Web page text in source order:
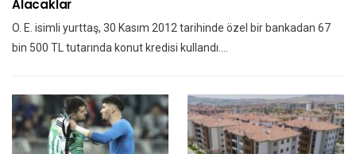
Alacaklar
O. E. isimli yurttaş, 30 Kasım 2012 tarihinde özel bir bankadan 67
bin 500 TL tutarında konut kredisi kullandı.…